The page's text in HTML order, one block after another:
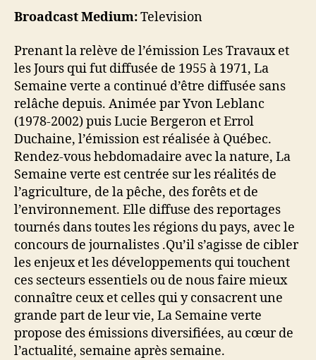
Broadcast Medium:Television
Prenant la relève de l’émission Les Travaux et
les Jours qui fut diffusée de 1955 à 1971, La
Semaine verte a continué d’être diffusée sans
relâche depuis. Animée par Yvon Leblanc
(1978-2002) puis Lucie Bergeron et Errol
Duchaine, l’émission est réalisée à Québec.
Rendez-vous hebdomadaire avec la nature, La
Semaine verte est centrée sur les réalités de
l’agriculture, de la pêche, des forêts et de
l’environnement. Elle diffuse des reportages
tournés dans toutes les régions du pays, avec le
concours de journalistes .Qu’il s’agisse de cibler
les enjeux et les développements qui touchent
ces secteurs essentiels ou de nous faire mieux
connaître ceux et celles qui y consacrent une
grande part de leur vie, La Semaine verte
propose des émissions diversifiées, au cœur de
l’actualité, semaine après semaine.